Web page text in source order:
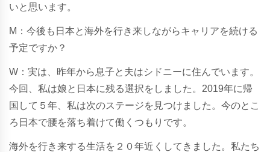
いと思います。
M：今後も日本と海外を行き来しながらキャリアを続ける
予定ですか？
W：実は、昨年から息子と夫はシドニーに住んでいます。
今回、私は娘と日本に残る選択をしました。2019年に帰
国して５年、私は次のステージを見つけました。今のとこ
ろ日本で腰を落ち着けて働くつもりです。
海外を行き来する生活を２０年近くしてきました。私たち